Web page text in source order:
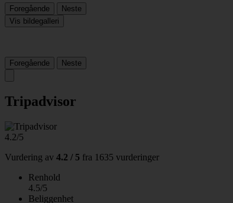
Foregående
Neste
Vis bildegalleri
Foregående Neste
Tripadvisor
4.2/5
Vurdering av 4.2 / 5 fra 1635 vurderinger
Renhold
4.5/5
Beliggenhet